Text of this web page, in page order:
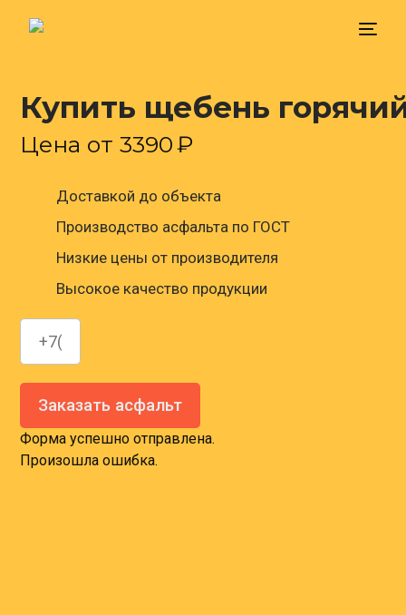
Главная
Доставка
Цена
Контакты
Купить щебень
Цена от3390₽
Доставкой до объекта
Производство асфальта по ГОСТ
Низкие цены от производителя
Высокое качество продукции
Заказать асфальт
Форма успешно отправлена.
Произошла ошибка.